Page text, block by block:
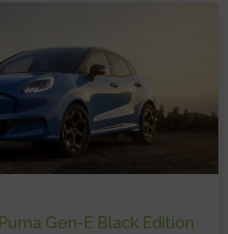
Gen-E Black Edition